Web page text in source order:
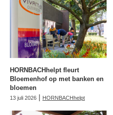
HORNBACHhelpt fleurt
Bloemenhof op met banken en
bloemen
13 juli 2026 | HORNBACHhelpt